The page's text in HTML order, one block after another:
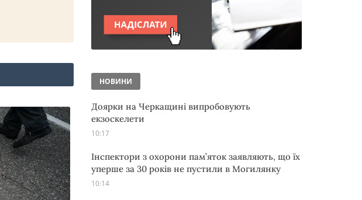
НОВИНИ
Доярки на Черкащині випробовують
екзоскелети
10:17
Інспектори з охорони пам’яток заявляють, що їх
уперше за 30 років не пустили в Могилянку
10:14